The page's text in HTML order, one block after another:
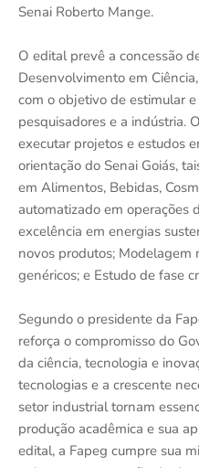
Senai Roberto Mange.
O edital prevê a concessão
Desenvolvimento em
com o objetivo de estimular
pesquisadores e a indústria.
executar projetos e estudos
orientação do Senai Goiás,
em Alimentos, Bebidas,
automatizado em operações
excelência em energias
novos produtos; Modelagem
genéricos; e Estudo de fase
Segundo o presidente da
reforça o compromisso do
da ciência, tecnologia e
tecnologias e a crescente
setor industrial tornam
produção acadêmica e sua
edital, a Fapeg cumpre sua